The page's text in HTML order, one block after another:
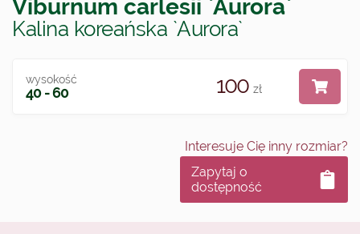
Viburnum carlesii `Aurora`
Kalina koreańska `Aurora`
wysokość
40 - 60 100 zł
Interesuje Cię inny rozmiar?
Zapytaj o
dostępność